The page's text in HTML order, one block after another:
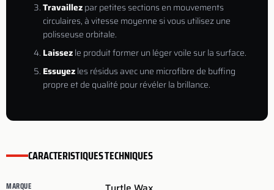
Travaillezpar petites sections en mouvements
circulaires, à vitesse moyenne si vous utilisez une
polisseuse orbitale.
Laissezle produit former un léger voile sur la surface.
Essuyezles résidus avec une microfibre de buffing
propre et de qualité pour révéler la brillance.
CARACTERISTIQUES TECHNIQUES
MARQUE